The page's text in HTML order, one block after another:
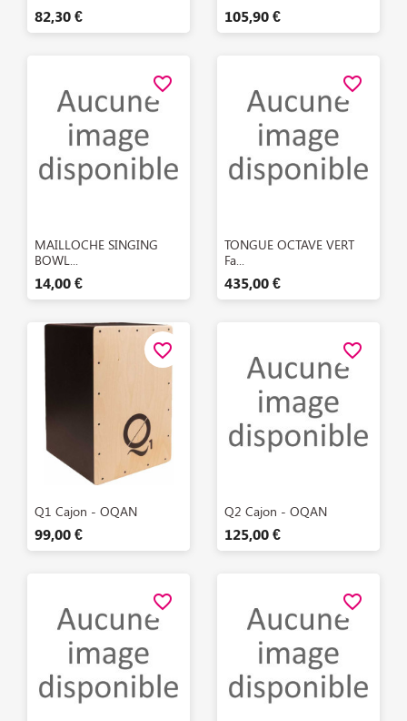
82,30 € 105,90 €
Aperçu rapide
MAILLOCHE SINGING
BOWL...
14,00 €
favorite_border
Aperçu rapide
TONGUE OCTAVE VERT
Fa...
435,00 €
favorite_border
 Aperçu rapide
Q1 Cajon - OQAN
99,00 €
favorite_border
 Aperçu rapide
Q2 Cajon - OQAN
125,00 €
favorite_border
favorite_border favorite_border